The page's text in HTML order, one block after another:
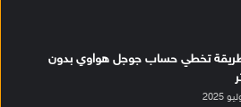
تخطي حساب جوجل هواوي بدون